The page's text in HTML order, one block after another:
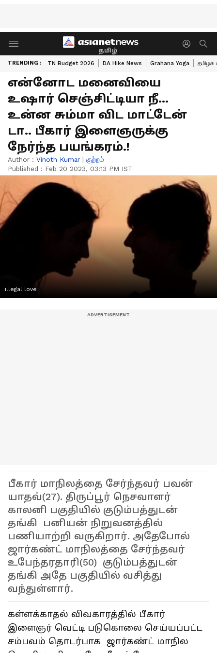
தமிழ்
TRENDING : TN Budget 2026 DA Hike News Grahana Yoga தமிழக
என்னோட மனைவியை
உஷார் செஞ்சிட்டியா நீ...
உன்ன சும்மா விட மாட்டேன்
டா.. பீகார் இளைஞருக்கு
நேர்ந்த பயங்கரம்.!
Author : Vinoth Kumar | குற்றம்
Published : Feb 20 2023, 03:13 PM IST
illegal love
பீகார் மாநிலத்தை சேர்ந்தவர் பவன்
யாதவ்(27). திருப்பூர் நெசவாளர்
காலனி பகுதியில் குடும்பத்துடன்
தங்கி பனியன் நிறுவனத்தில்
பணியாற்றி வருகிறார். அதேபோல்
ஜார்கண்ட் மாநிலத்தை சேர்ந்தவர்
உபேந்தரதாரி(50) குடும்பத்துடன்
தங்கி அதே பகுதியில் வசித்து
வந்துள்ளார்.
கள்ளக்காதல் விவகாரத்தில் பீகார்
இளைஞர் வெட்டி படுகொலை செய்யப்பட்ட
சம்பவம் தொடர்பாக ஜார்கண்ட் மாநில